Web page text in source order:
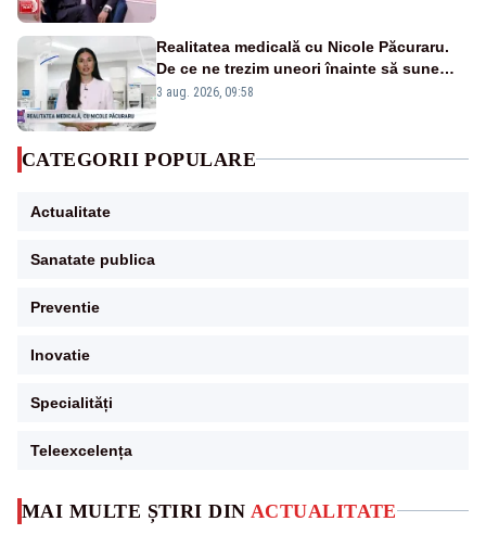
MAI MULTE ȘTIRI DIN ACTUALITATE
Realitatea medicală cu Nicole Păcuraru.
De ce ne trezim uneori înainte să sune
alarma?
3 aug. 2026, 09:58
CATEGORII POPULARE
Actualitate
Sanatate publica
Preventie
Inovatie
Specialități
Teleexcelența